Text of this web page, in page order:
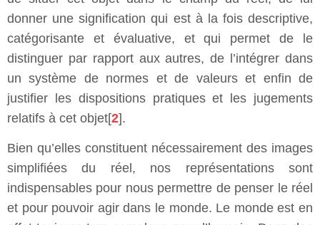
donner une signification qui est à la fois descriptive,
catégorisante et évaluative, et qui permet de le
distinguer par rapport aux autres, de l’intégrer dans
un système de normes et de valeurs et enfin de
justifier les dispositions pratiques et les jugements
relatifs à cet objet[2].
Bien qu’elles constituent nécessairement des images
simplifiées du réel, nos représentations sont
indispensables pour nous permettre de penser le réel
et pour pouvoir agir dans le monde. Le monde est en